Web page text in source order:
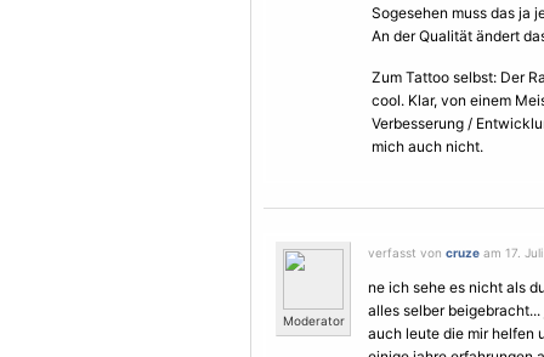
Sogesehen muss das ja
An der Qualität ändert
Zum Tattoo selbst: Der
cool. Klar, von einem
Verbesserung /
mich auch nicht.
Moderator
verfasst von cruze am 17.
ne ich sehe es nicht als
alles selber
auch leute die mir helfen